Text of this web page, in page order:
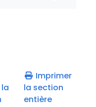
Imprimer
la section
entière